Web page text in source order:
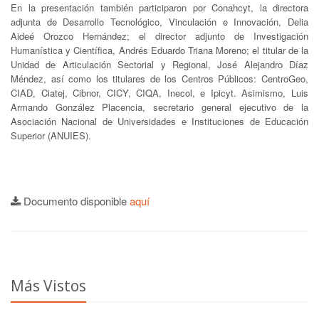
En la presentación también participaron por Conahcyt, la directora
adjunta de Desarrollo Tecnológico, Vinculación e Innovación, Delia
Aideé Orozco Hernández; el director adjunto de Investigación
Humanística y Científica, Andrés Eduardo Triana Moreno; el titular de la
Unidad de Articulación Sectorial y Regional, José Alejandro Díaz
Méndez, así como los titulares de los Centros Públicos: CentroGeo,
CIAD, Ciatej, Cibnor, CICY, CIQA, Inecol, e Ipicyt. Asimismo, Luis
Armando González Placencia, secretario general ejecutivo de la
Asociación Nacional de Universidades e Instituciones de Educación
Superior (ANUIES).
Documento disponibleaquí
Más Vistos